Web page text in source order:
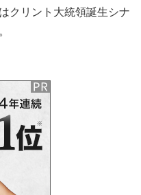
クリント大統領誕生シナ